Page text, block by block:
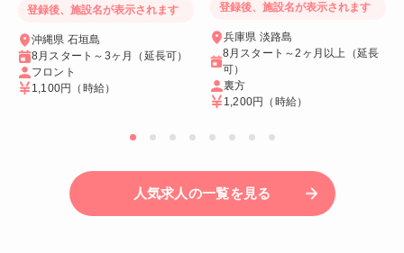
登録後、施設名が表示されます
沖縄県 石垣島
8月スタート～3ヶ月（延長可）
フロント
1,100円
（時給）
登録後、施設名が表示されます
兵庫県 淡路島
8月スタート～2ヶ月以上（延長
可）
裏方
1,200円
（時給）
人気求人の一覧を見る